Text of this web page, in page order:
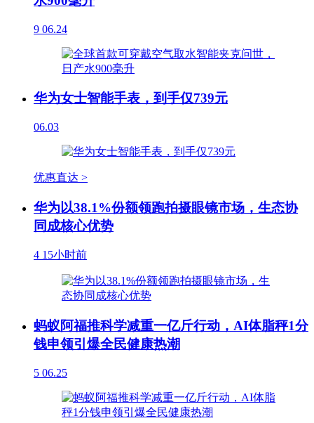
9 06.24
华为女士智能手表，到手仅739元
06.03
优惠直达 >
华为以38.1%份额领跑拍摄眼镜市场，生态协
同成核心优势
4 15小时前
蚂蚁阿福推科学减重一亿斤行动，AI体脂秤1分
钱申领引爆全民健康热潮
5 06.25